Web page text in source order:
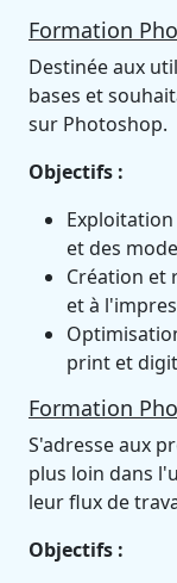
Formation
Destinée aux
bases et
sur Photoshop.
Objectifs :
Exploitation
et des
Création et
et à
print et
Formation
S'adresse aux
plus loin dans
leur flux de
Objectifs :